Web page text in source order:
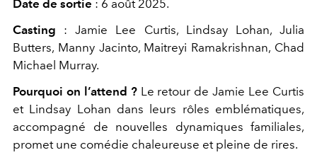
Date de sortie : 6 août 2025.
Casting : Jamie Lee Curtis, Lindsay Lohan, Julia
Butters, Manny Jacinto, Maitreyi Ramakrishnan, Chad
Michael Murray.
Pourquoi on l’attend ?Le retour de Jamie Lee Curtis
et Lindsay Lohan dans leurs rôles emblématiques,
accompagné de nouvelles dynamiques familiales,
promet une comédie chaleureuse et pleine de rires.